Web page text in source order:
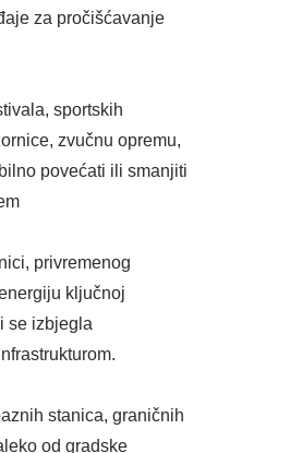
za pročišćavanje
sportskih
zvučnu opremu,
povećati ili smanjiti
privremenog
ključnoj
se izbjegla
stanica, graničnih
od gradske